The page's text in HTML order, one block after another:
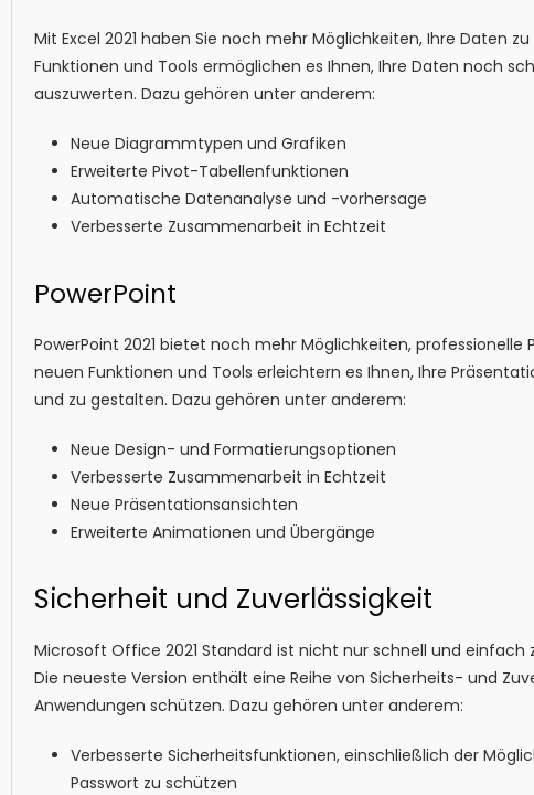
Mit Excel 2021 haben Sie noch mehr Möglichkeiten, Ihre Daten
Funktionen und Tools ermöglichen es Ihnen, Ihre Daten noch
auszuwerten. Dazu gehören unter anderem:
Neue Diagrammtypen und Grafiken
Erweiterte Pivot-Tabellenfunktionen
Automatische Datenanalyse und -vorhersage
Verbesserte Zusammenarbeit in Echtzeit
PowerPoint
PowerPoint 2021 bietet noch mehr Möglichkeiten,
neuen Funktionen und Tools erleichtern es Ihnen, Ihre
und zu gestalten. Dazu gehören unter anderem:
Neue Design- und Formatierungsoptionen
Verbesserte Zusammenarbeit in Echtzeit
Neue Präsentationsansichten
Erweiterte Animationen und Übergänge
Sicherheit und Zuverlässigkeit
Microsoft Office 2021 Standard ist nicht nur schnell und einfach
Die neueste Version enthält eine Reihe von Sicherheits- und
Anwendungen schützen. Dazu gehören unter anderem:
Verbesserte Sicherheitsfunktionen, einschließlich der
Passwort zu schützen